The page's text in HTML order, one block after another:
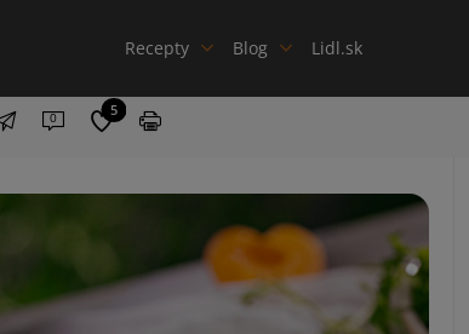
Recepty Blog Lidl.sk
0 5